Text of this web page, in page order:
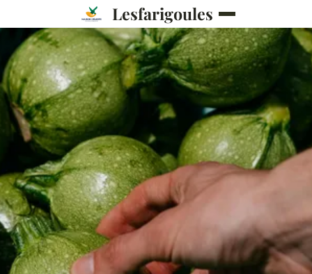
Lesfarigoules